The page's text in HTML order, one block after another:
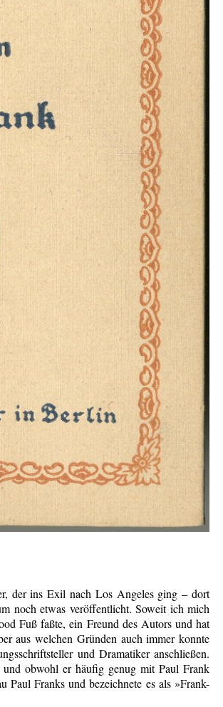
der ins Exil nach Los Angeles ging – dort
noch etwas veröffentlicht. Soweit ich mich
Fuß faßte, ein Freund des Autors und hat
aus welchen Gründen auch immer konnte
und Dramatiker anschließen.
obwohl er häufig genug mit Paul Frank
Paul Franks und bezeichnete es als »Frank-